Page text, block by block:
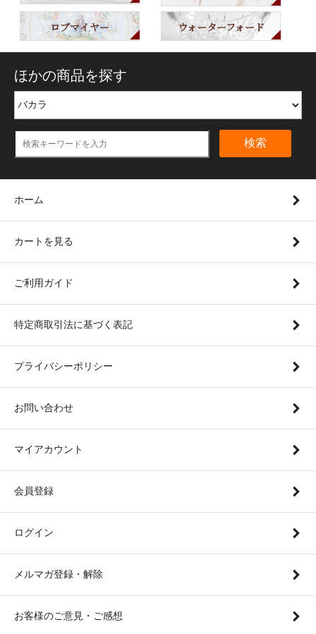
ロブマイヤー ウォーターフォード
ほかの商品を探す
検索
ホーム
カートを見る
ご利用ガイド
特定商取引法に基づく表記
プライバシーポリシー
お問い合わせ
マイアカウント
会員登録
ログイン
メルマガ登録・解除
お客様のご意見・ご感想